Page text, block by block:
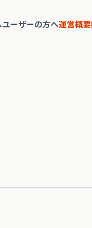
ユーザーの方へ運営概要